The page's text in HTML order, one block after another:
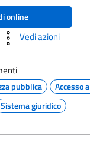
online
Vedi azioni
pubblica
Accesso
Sistema giuridico